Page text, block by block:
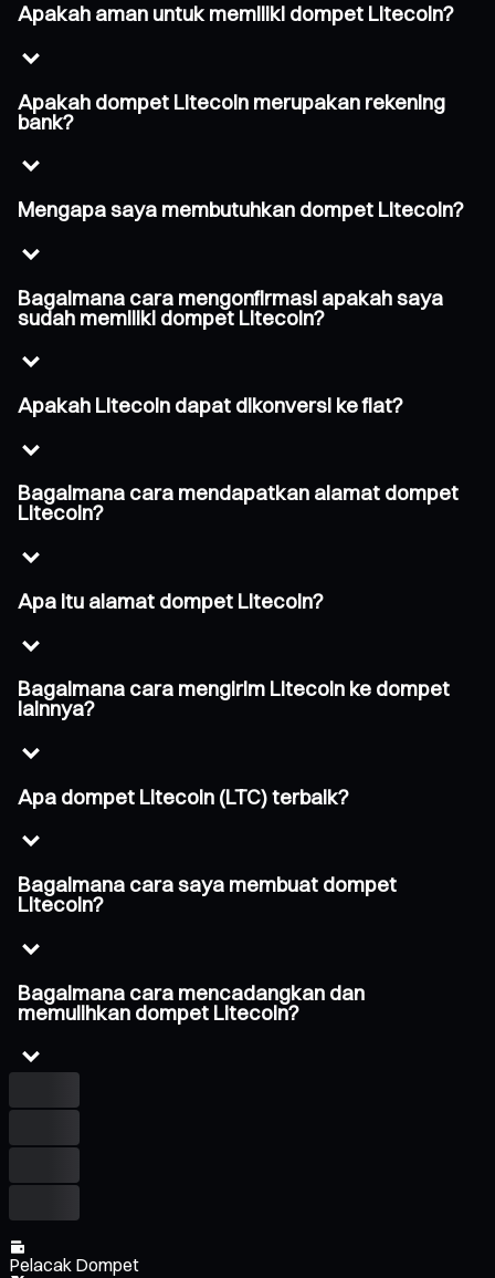
Apakah aman untuk memiliki dompet Litecoin?
Apakah dompet Litecoin merupakan rekening
bank?
Mengapa saya membutuhkan dompet Litecoin?
Bagaimana cara mengonfirmasi apakah saya
sudah memiliki dompet Litecoin?
Apakah Litecoin dapat dikonversi ke fiat?
Bagaimana cara mendapatkan alamat dompet
Litecoin?
Apa itu alamat dompet Litecoin?
Bagaimana cara mengirim Litecoin ke dompet
lainnya?
Apa dompet Litecoin (LTC) terbaik?
Bagaimana cara saya membuat dompet
Litecoin?
Bagaimana cara mencadangkan dan
memulihkan dompet Litecoin?
Pelacak Dompet